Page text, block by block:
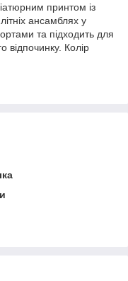
принтом із
ансамблях у
та підходить для
відпочинку. Колір